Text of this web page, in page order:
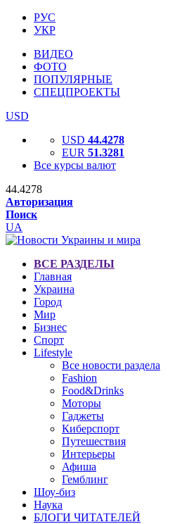
РУС
УКР
ВИДЕО
ФОТО
ПОПУЛЯРНЫЕ
СПЕЦПРОЕКТЫ
USD
USD 44.4278
EUR 51.3281
Все курсы валют
44.4278
Авторизация
Поиск
UA
ВСЕ РАЗДЕЛЫ
Главная
Украина
Город
Мир
Бизнес
Спорт
Lifestyle
Все новости раздела
Fashion
Food&Drinks
Моторы
Гаджеты
Киберспорт
Путешествия
Интерьеры
Афиша
Гемблинг
Шоу-биз
Наука
БЛОГИ ЧИТАТЕЛЕЙ